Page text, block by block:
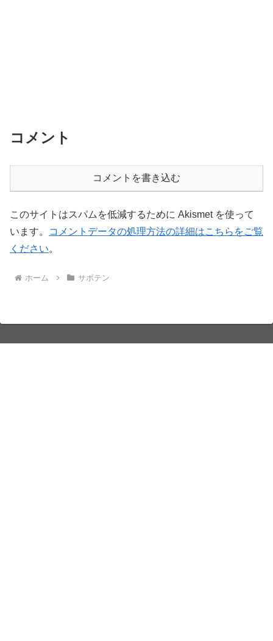
コメント
コメントを書き込む
このサイトはスパムを低減するために Akismet を使って
います。
コメントデータの処理方法の詳細はこちらをご覧
ください。
ホーム サボテン